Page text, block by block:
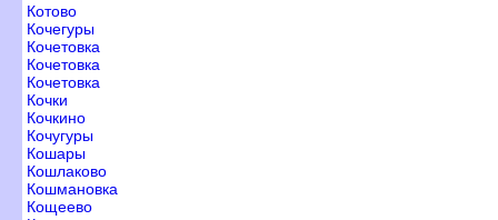
Котово
Кочегуры
Кочетовка
Кочетовка
Кочетовка
Кочки
Кочкино
Кочугуры
Кошары
Кошлаково
Кошмановка
Кощеево